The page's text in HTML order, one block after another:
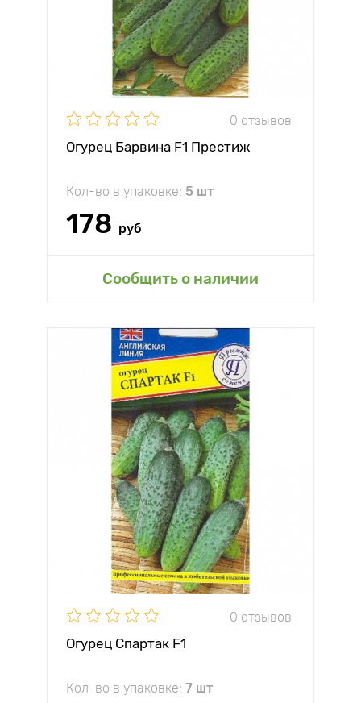
0 отзывов
Огурец Барвина F1 Престиж
Кол-во в упаковке: 5 шт
178 руб
Сообщить о наличии
0 отзывов
Огурец Спартак F1
Кол-во в упаковке: 7 шт